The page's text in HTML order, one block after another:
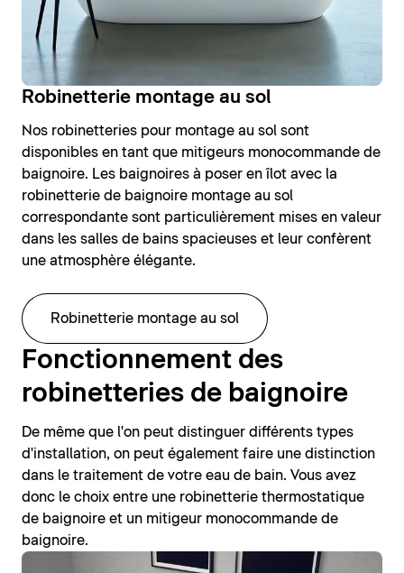
Robinetterie montage au sol
Nos robinetteries pour montage au sol sont
disponibles en tant que mitigeurs monocommande de
baignoire. Les baignoires à poser en îlot avec la
robinetterie de baignoire montage au sol
correspondante sont particulièrement mises en valeur
dans les salles de bains spacieuses et leur confèrent
une atmosphère élégante.
Robinetterie montage au sol
Fonctionnement des
robinetteries de baignoire
De même que l'on peut distinguer différents types
d'installation, on peut également faire une distinction
dans le traitement de votre eau de bain. Vous avez
donc le choix entre une robinetterie thermostatique
de baignoire et un mitigeur monocommande de
baignoire.